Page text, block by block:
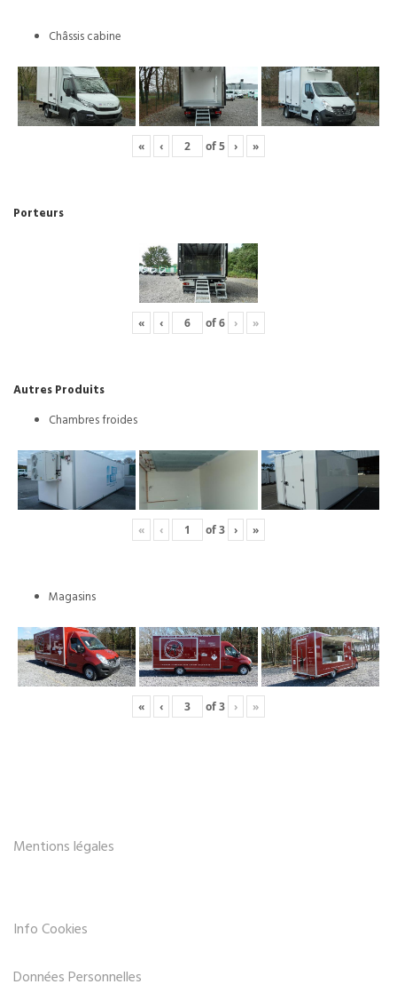
Châssis cabine
« ‹ of5 › »
Porteurs
« ‹ of6 › »
Autres Produits
Chambres froides
« ‹ of3 › »
Magasins
« ‹ of3 › »
Mentions légales
Info Cookies
Données Personnelles